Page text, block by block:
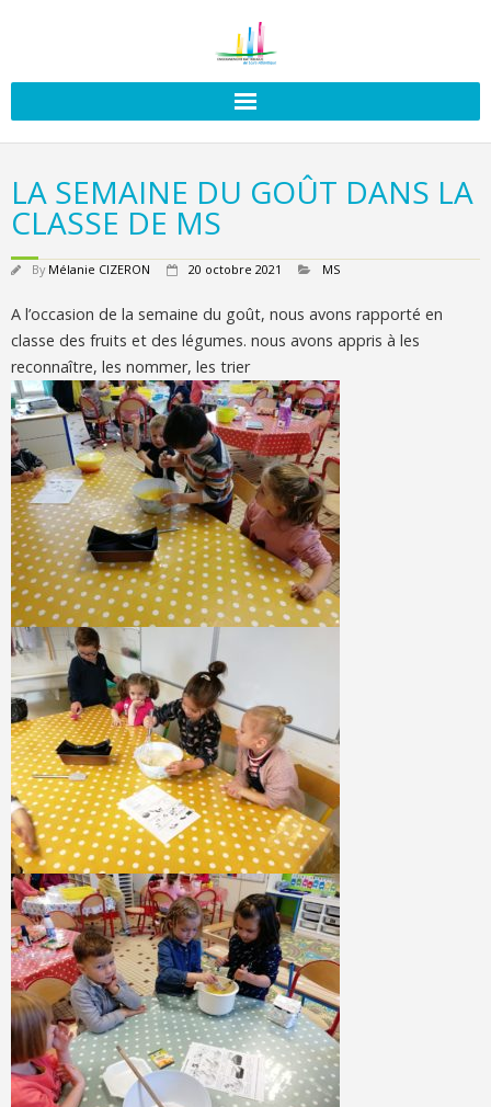
LA SEMAINE DU GOÛT DANS LA
CLASSE DE MS
By Mélanie CIZERON 20 octobre 2021 MS
A l’occasion de la semaine du goût, nous avons rapporté en
classe des fruits et des légumes. nous avons appris à les
reconnaître, les nommer, les trier